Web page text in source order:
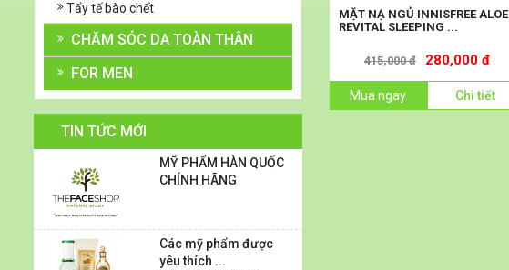
Tẩy tế bào chết
CHĂM SÓC DA TOÀN THÂN
FOR MEN
TIN TỨC MỚI
MỸ PHẨM HÀN QUỐC
CHÍNH HÃNG
Các mỹ phẩm được
yêu thích ...
MẶT NẠ NGỦ INNISFREE ALOE
REVITAL SLEEPING ...
415,000 đ 280,000 đ
Mua ngay Chi tiết